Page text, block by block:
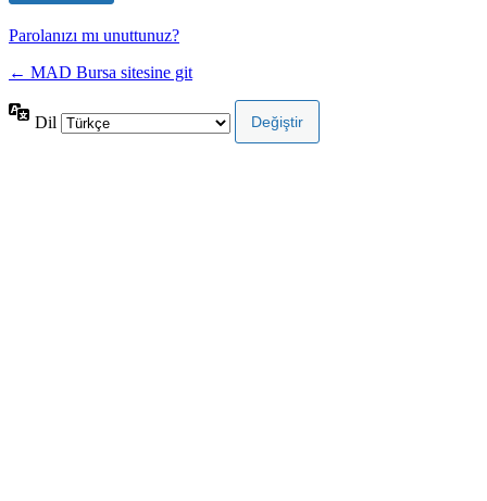
Parolanızı mı unuttunuz?
← MAD Bursa sitesine git
Dil